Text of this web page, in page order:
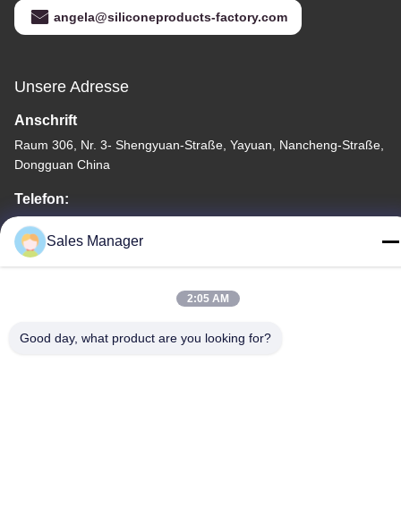
angela@siliconeproducts-factory.com
Unsere Adresse
Anschrift
Raum 306, Nr. 3- Shengyuan-Straße, Yayuan, Nancheng-Straße,
Dongguan China
Telefon:
86--15028563200
Sales Manager
2:05 AM
Good day, what product are you looking for?